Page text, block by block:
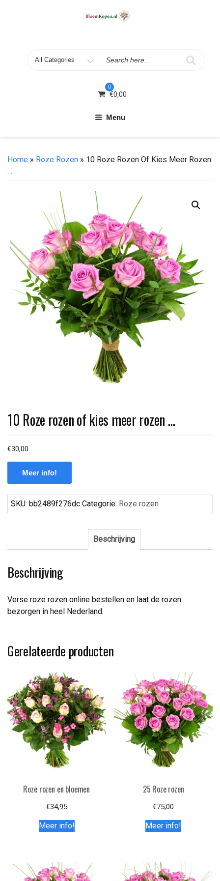
0
€0,00
Menu
Home » Roze Rozen » 10 Roze Rozen Of Kies Meer Rozen
…
10 Roze rozen of kies meer rozen …
€30,00
Meer info!
SKU: bb2489f276dc Categorie: Roze rozen
Beschrijving
Beschrijving
Verse roze rozen online bestellen en laat de rozen
bezorgen in heel Nederland.
Gerelateerde producten
Roze rozen en bloemen
€34,95
Meer info!
25 Roze rozen
€75,00
Meer info!